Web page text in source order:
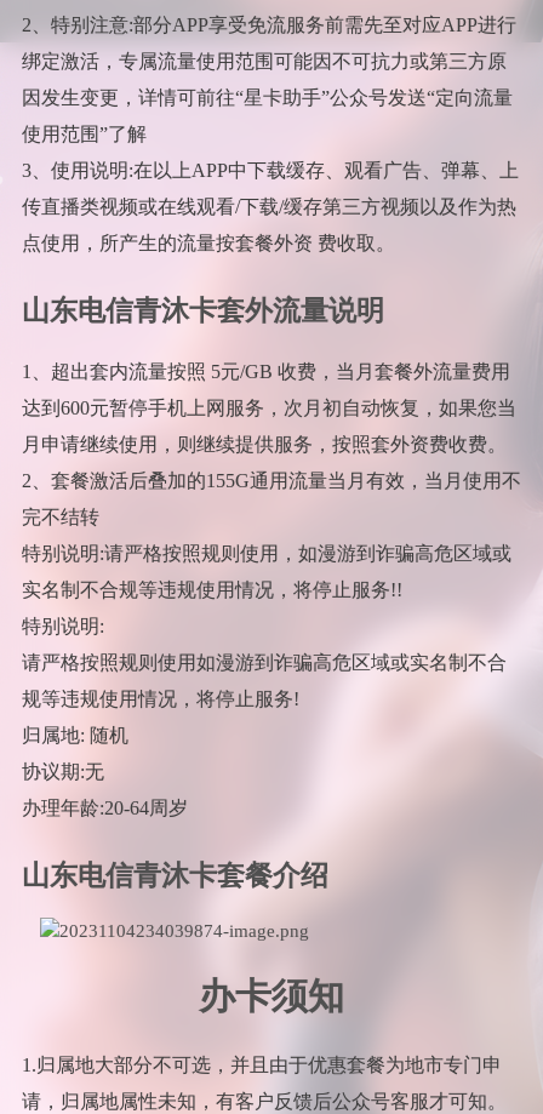
2、特别注意:部分APP享受免流服务前需先至对应APP进行
绑定激活，专属流量使用范围可能因不可抗力或第三方原
因发生变更，详情可前往“星卡助手”公众号发送“定向流量
使用范围”了解
3、使用说明:在以上APP中下载缓存、观看广告、弹幕、上
传直播类视频或在线观看/下载/缓存第三方视频以及作为热
点使用，所产生的流量按套餐外资 费收取。
山东电信青沐卡套外流量说明
1、超出套内流量按照 5元/GB 收费，当月套餐外流量费用
达到600元暂停手机上网服务，次月初自动恢复，如果您当
月申请继续使用，则继续提供服务，按照套外资费收费。
2、套餐激活后叠加的155G通用流量当月有效，当月使用不
完不结转
特别说明:请严格按照规则使用，如漫游到诈骗高危区域或
实名制不合规等违规使用情况，将停止服务!!
特别说明:
请严格按照规则使用如漫游到诈骗高危区域或实名制不合
规等违规使用情况，将停止服务!
归属地: 随机
协议期:无
办理年龄:20-64周岁
山东电信青沐卡套餐介绍
办卡须知
1.归属地大部分不可选，并且由于优惠套餐为地市专门申
请，归属地属性未知，有客户反馈后公众号客服才可知。